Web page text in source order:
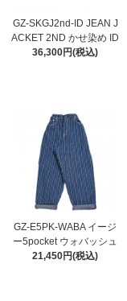
GZ-SKGJ2nd-ID JEAN J
ACKET 2ND かせ染め ID
36,300円(税込)
GZ-E5PK-WABA イージ
ー5pocket ウォバッシュ
21,450円(税込)